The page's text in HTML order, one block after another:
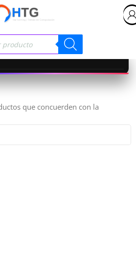
que concuerden con la